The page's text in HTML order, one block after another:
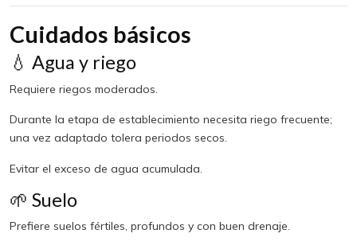
Cuidados básicos
💧 Agua y riego
Requiere riegos moderados.
Durante la etapa de establecimiento necesita riego frecuente;
una vez adaptado tolera periodos secos.
Evitar el exceso de agua acumulada.
🌱 Suelo
Prefiere suelos fértiles, profundos y con buen drenaje.